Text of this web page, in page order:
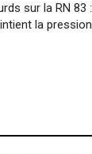
sur la RN 83 :
la pression